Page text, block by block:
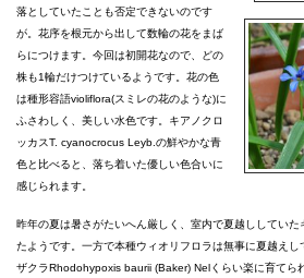
落としていたことも否定できないのです
が。花序を根元から出して数輪の花をまば
らにつけます。今回は初開花なので、どの
株も1輪だけつけているようです。花の色
は種形容語violiflora(スミレの花のような)に
ふさわしく、美しい水色です。キアノクロ
ッカスT. cyanocrocus Leyb.の鮮やかな青
色と比べると、落ち着いた優しい色合いに
感じられます。
昨年の夏は暑さがたいへん厳しく、室内で夏越ししてい
たようです。一方で本種ウィオリフロラは無事に夏越え
ザクラRhodohypoxis baurii (Baker) Nelくらい楽に育てら